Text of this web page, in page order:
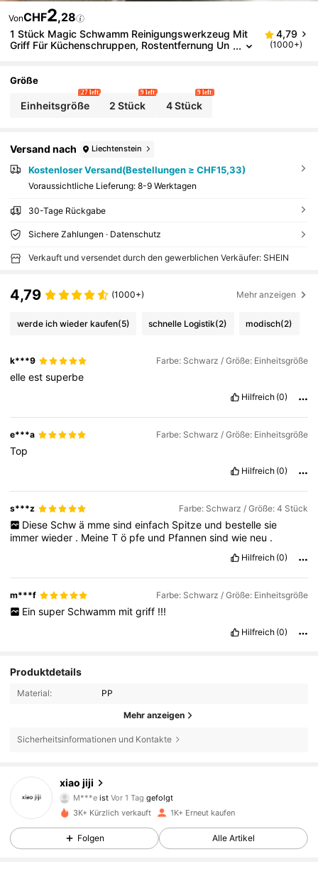
VonCHF2,28
1 Stück Magic Schwamm Reinigungswerkzeug Mit
Griff Für Küchenschruppen, Rostentfernung Un
4,79
(1000+)
Größe
Einheitsgröße
27 left
2 Stück
9 left
4 Stück
9 left
Versand nach Liechtenstein
Kostenloser Versand(Bestellungen ≥ CHF15,33)
Voraussichtliche Lieferung: 8-9 Werktagen
30-Tage Rückgabe
Sichere Zahlungen · Datenschutz
Verkauft und versendet durch den gewerblichen Verkäufer: SHEIN
4,79 (1000+) Mehr anzeigen
werde ich wieder kaufen(5) schnelle Logistik(2) modisch(2)
k***9 Farbe: Schwarz / Größe: Einheitsgröße
elleestsuperbe
Hilfreich (0)
e***a Farbe: Schwarz / Größe: Einheitsgröße
Top
Hilfreich (0)
s***z Farbe: Schwarz / Größe: 4 Stück
Diese Schw ä mme sind einfach Spitze und bestelle sie
immerwieder . MeineTö pfe und Pfannensindwie neu .
Hilfreich (0)
m***f Farbe: Schwarz / Größe: Einheitsgröße
Ein super Schwamm mit griff !!!
Hilfreich (0)
Produktdetails
Material: PP
Mehr anzeigen
Sicherheitsinformationen und Kontakte
xiao jiji
4,82 1.2K Follower
4,82
3K+ Kürzlich verkauft 1K+ Erneut kaufen
Folgen Alle Artikel